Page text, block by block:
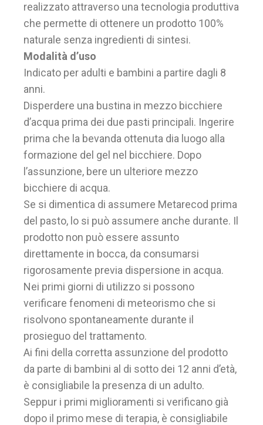
realizzato attraverso una tecnologia produttiva
che permette di ottenere un prodotto 100%
naturale senza ingredienti di sintesi.
Modalità d’uso
Indicato per adulti e bambini a partire dagli 8
anni.
Disperdere una bustina in mezzo bicchiere
d’acqua prima dei due pasti principali. Ingerire
prima che la bevanda ottenuta dia luogo alla
formazione del gel nel bicchiere. Dopo
l’assunzione, bere un ulteriore mezzo
bicchiere di acqua.
Se si dimentica di assumere Metarecod prima
del pasto, lo si può assumere anche durante. Il
prodotto non può essere assunto
direttamente in bocca, da consumarsi
rigorosamente previa dispersione in acqua.
Nei primi giorni di utilizzo si possono
verificare fenomeni di meteorismo che si
risolvono spontaneamente durante il
prosieguo del trattamento.
Ai fini della corretta assunzione del prodotto
da parte di bambini al di sotto dei 12 anni d’età,
è consigliabile la presenza di un adulto.
Seppur i primi miglioramenti si verificano già
dopo il primo mese di terapia, è consigliabile